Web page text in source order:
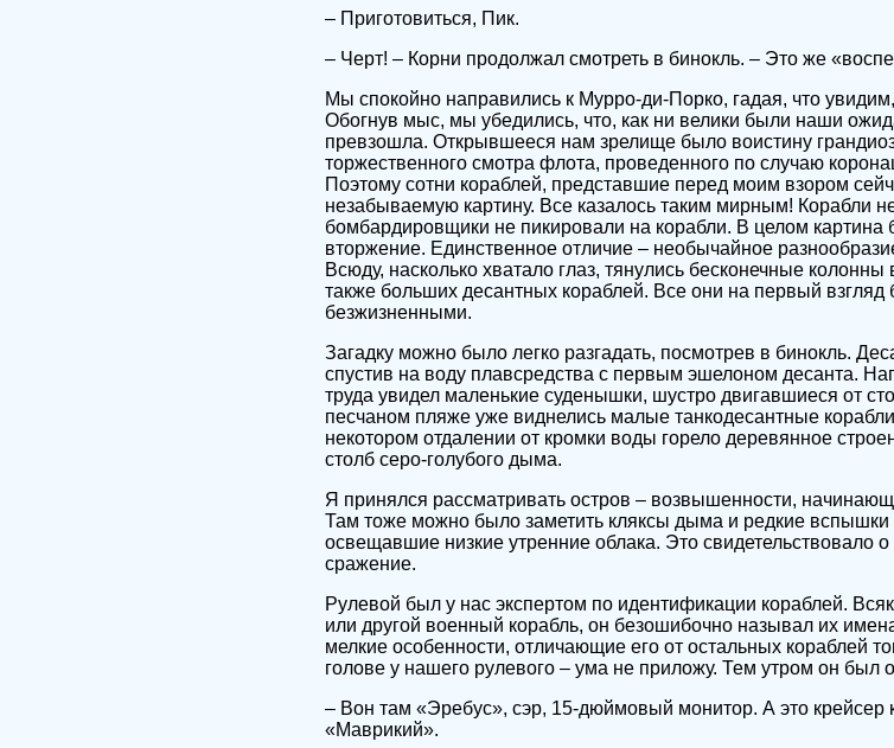
– Приготовиться, Пик.
– Черт! – Корни продолжал смотреть в бинокль. – Это же
Мы спокойно направились к Мурро-ди-Порко, гадая, что
Обогнув мыс, мы убедились, что, как ни велики были наши
превзошла. Открывшееся нам зрелище было воистину
торжественного смотра флота, проведенного по случаю
Поэтому сотни кораблей, представшие перед моим взором
незабываемую картину. Все казалось таким мирным! Корабли
бомбардировщики не пикировали на корабли. В целом
вторжение. Единственное отличие – необычайное
Всюду, насколько хватало глаз, тянулись бесконечные
также больших десантных кораблей. Все они на первый
безжизненными.
Загадку можно было легко разгадать, посмотрев в бинокль.
спустив на воду плавсредства с первым эшелоном десанта.
труда увидел маленькие суденышки, шустро двигавшиеся от
песчаном пляже уже виднелись малые танкодесантные
некотором отдалении от кромки воды горело деревянное
столб серо-голубого дыма.
Я принялся рассматривать остров – возвышенности,
Там тоже можно было заметить кляксы дыма и редкие вспышки
освещавшие низкие утренние облака. Это свидетельствовало
сражение.
Рулевой был у нас экспертом по идентификации кораблей.
или другой военный корабль, он безошибочно называл их
мелкие особенности, отличающие его от остальных кораблей
голове у нашего рулевого – ума не приложу. Тем утром он был
– Вон там «Эребус», сэр, 15-дюймовый монитор. А это крейсер
«Маврикий».